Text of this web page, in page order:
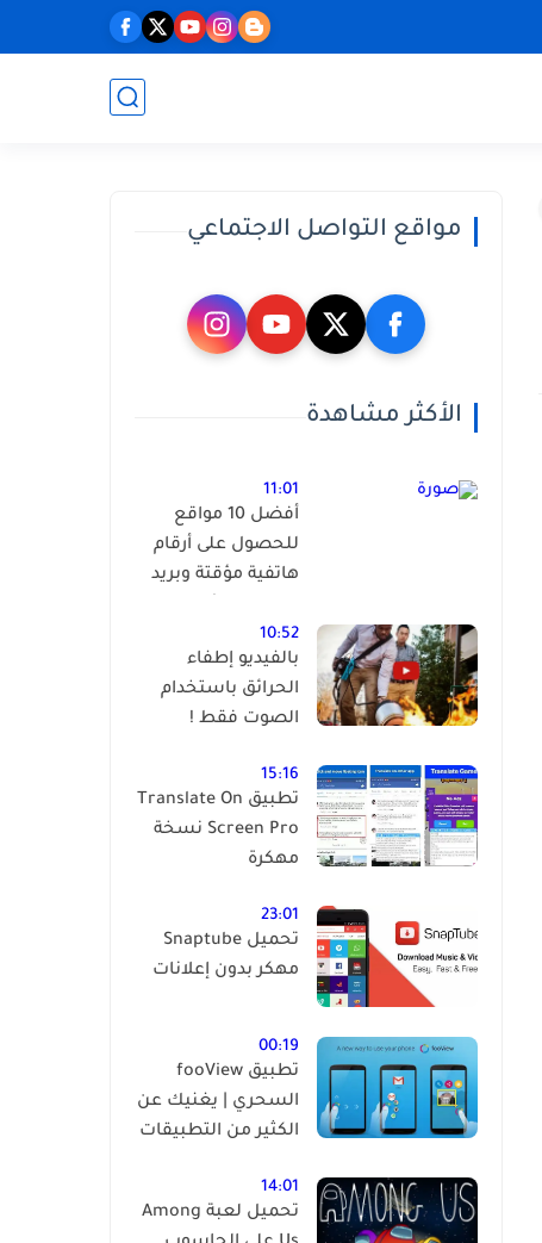
مواقع التواصل الاجتماعي
الأكثر مشاهدة
11:01
أفضل 10 مواقع
للحصول على أرقام
هاتفية مؤقتة وبريد
وبالمجان !
10:52
بالفيديو إطفاء
الحرائق باستخدام
الصوت فقط !
15:16
تطبيق Translate On
Screen Pro نسخة
مهكرة
23:01
تحميل Snaptube
مهكر بدون إعلانات
00:19
تطبيق fooView
السحري | يغنيك عن
الكثير من التطبيقات
14:01
تحميل لعبة Among